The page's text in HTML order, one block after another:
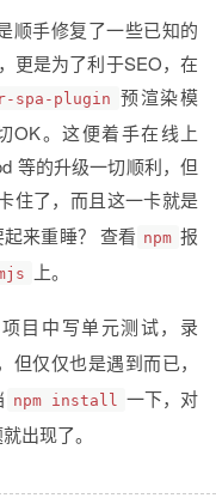
顺手修复了一些已知的
更是为了利于SEO，在
spa-plugin
预渲染模
OK。这便着手在线上
等的升级一切顺利，但
住了，而且这一卡就是
来重睡？ 查看 npm 报
上。
目中写单元测试，录
仅仅也是遇到而已，
npm install
一下，对
出现了。